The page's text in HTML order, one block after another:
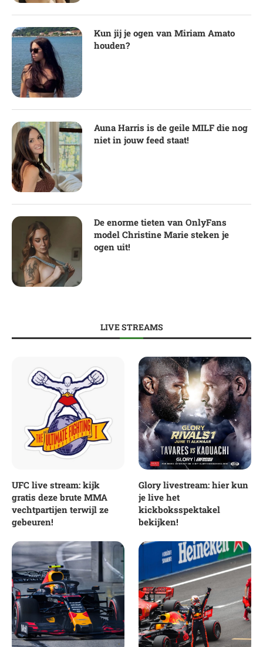
Kun jij je ogen van Miriam Amato
houden?
Auna Harris is de geile MILF die nog
niet in jouw feed staat!
De enorme tieten van OnlyFans
model Christine Marie steken je
ogen uit!
LIVE STREAMS
UFC live stream: kijk
gratis deze brute MMA
vechtpartijen terwijl ze
gebeuren!
Glory livestream: hier kun
je live het
kickboksspektakel
bekijken!